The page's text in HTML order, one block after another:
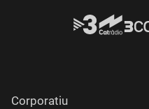
Corporatiu